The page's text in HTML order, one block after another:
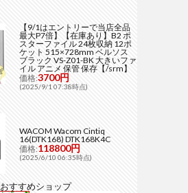
【9/1はエントリーで当店全品
最大P7倍】【在庫あり】B2 ポ
スターファイル 24枚収納 12ポ
ケット 515×728mm ベルソス
ブラック VS-Z01-BK 大きいファ
イル アニメ 保管 保存【/srm】
価格:3700円
(2025/9/1 07:38時点)
WACOM Wacom Cintiq
16(DTK168) DTK168K4C
価格:118800円
(2025/6/10 06:35時点)
おすすめショップ